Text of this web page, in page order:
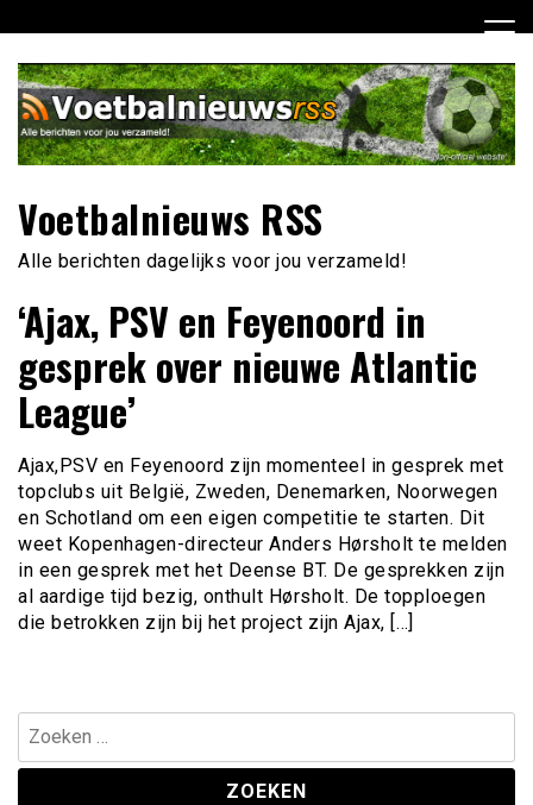
naar
inhoud
Voetbalnieuws RSS
Alle berichten dagelijks voor jou verzameld!
‘Ajax, PSV en Feyenoord in
gesprek over nieuwe Atlantic
League’
Ajax,PSV en Feyenoord zijn momenteel in gesprek met
topclubs uit België, Zweden, Denemarken, Noorwegen
en Schotland om een eigen competitie te starten. Dit
weet Kopenhagen-directeur Anders Hørsholt te melden
in een gesprek met het Deense BT. De gesprekken zijn
al aardige tijd bezig, onthult Hørsholt. De topploegen
die betrokken zijn bij het project zijn Ajax, […]
Zoeken
naar: